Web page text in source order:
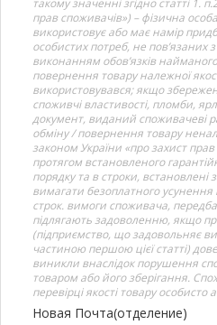
прав споживачів») – фізична
використовує або має намір
особистих потреб, не пов’язаних
виконанням обов’язків
повернення товару належної
використовувався; якщо
споживчі властивості, пломби,
документ, виданий споживачеві
обміну / повернення товару
законом України «про захист
протягом встановленого
порядку та в строки,
вимагати безоплатного усунення
строк. вимоги споживача,
підлягають задоволенню, якщо
(підприємство, що задовольняє
частиною першою цієї статті)
виникли внаслідок порушення
товаром або його зберігання.
перевірці якості товару
Новая Почта(отделение)